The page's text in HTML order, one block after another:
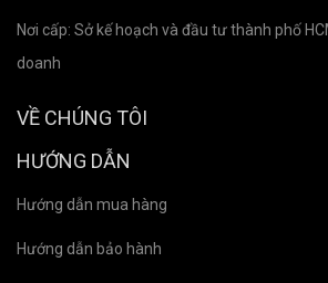
Nơi cấp: Sở kế hoạch và đầu tư thành phố
doanh
VỀ CHÚNG TÔI
HƯỚNG DẪN
Hướng dẫn mua hàng
Hướng dẫn bảo hành